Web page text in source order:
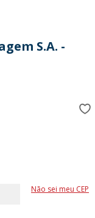
S.A. -
Não sei meu CEP